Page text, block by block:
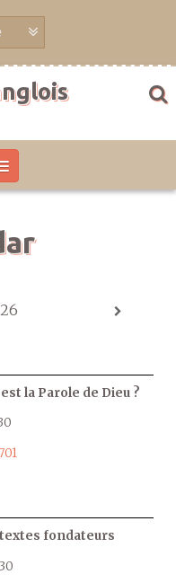
la Parole de Dieu ?
textes fondateurs